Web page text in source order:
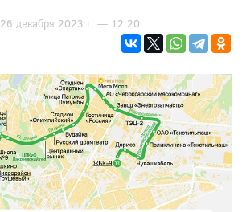
26 декабря 2023 г. — 12:20